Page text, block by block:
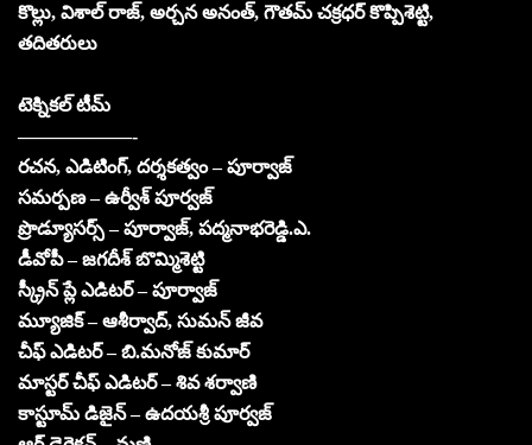
కొల్లు, విశాల్ రాజ్, అర్చన అనంత్, గౌతమ్ చక్రధర్ కొప్పిశెట్టి,
తదితరులు
టెక్నికల్ టీమ్
——————-
రచన, ఎడిటింగ్, దర్శకత్వం – పూర్వాజ్
సమర్పణ – ఉర్వీశ్ పూర్వజ్
ప్రొడ్యూసర్స్ – పూర్వాజ్, పద్మనాభరెడ్డి.ఎ.
డీవోపీ – జగదీశ్ బొమ్మిశెట్టి
స్క్రీన్ ప్లే ఎడిటర్ – పూర్వాజ్
మ్యూజిక్ – ఆశీర్వాద్, సుమన్ జీవ
చీఫ్ ఎడిటర్ – బి.మనోజ్ కుమార్
మాస్టర్ చీఫ్ ఎడిటర్ – శివ శర్వాణి
కాస్టూమ్ డిజైన్ – ఉదయశ్రీ పూర్వజ్